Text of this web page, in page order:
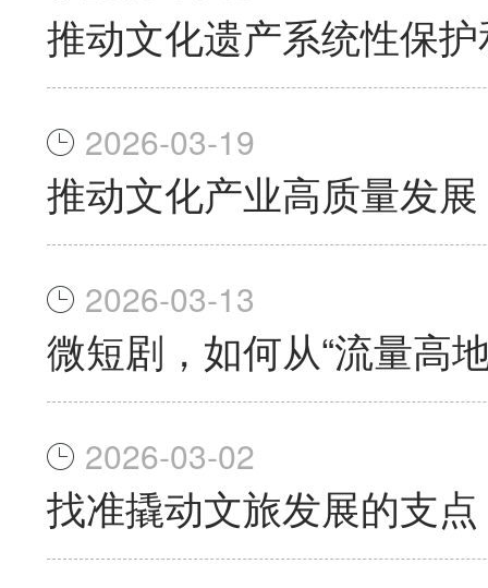
推动文化遗产系统性保
2026-03-19
推动文化产业高质量发展
2026-03-13
微短剧，如何从“流量高
2026-03-02
找准撬动文旅发展的支